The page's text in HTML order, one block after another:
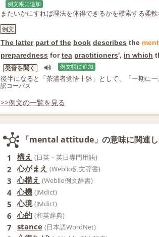
例文帳に追加
またいかにすれば理法を体得できるかを模索する柔軟
例文
The latter part of the book describes the
preparedness fortea practitioners', in which
発音を聞く 例文帳に追加
後半になると「茶湯者覚悟十躰」として、「一期に
訳コーパス
>>例文の一覧を見る
「mental attitude」の意味に関連
1 構え (日英・英日専門用語)
2 心がまえ (Weblio例文辞書)
3 心構え (Weblio例文辞書)
4 心機 (JMdict)
5 心境 (JMdict)
6 心的 (和英辞典)
7 stance (日本語WordNet)